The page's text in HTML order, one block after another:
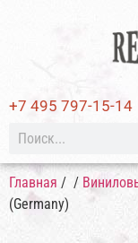
+7 495 797-15-14
Главная / /
(Germany)